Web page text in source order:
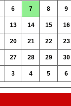
6 7 8 9
13 14 15 16
20 21 22 23
27 28 29 30
3 4 5 6